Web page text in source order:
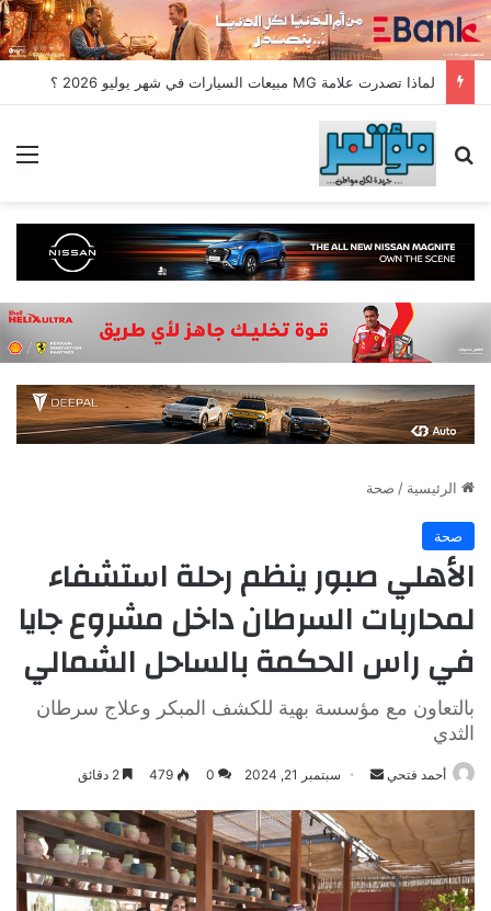
لماذا تصدرت علامة MG مبيعات السيارات في شهر يوليو 2026 ؟
بحث عن
الرئيسية / صحة
صحة
الأهلي صبور ينظم رحلة استشفاء
لمحاربات السرطان داخل مشروع جايا
في راس الحكمة بالساحل الشمالي
بالتعاون مع مؤسسة بهية للكشف المبكر وعلاج سرطان
الثدي
أحمد فتحي
أرسل
إلكترونيا
سبتمبر 21, 2024 0
479